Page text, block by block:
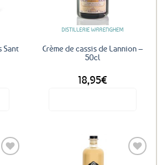
Sant
DISTILLERIE WARENGHEM
Crème de cassis de Lannion –
50cl
18,95€